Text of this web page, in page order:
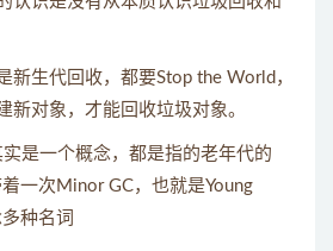
新生代回收，都要Stop the World，
新对象，才能回收垃圾对象。
实是一个概念，都是指的老年代的
一次Minor GC，也就是Young
种名词